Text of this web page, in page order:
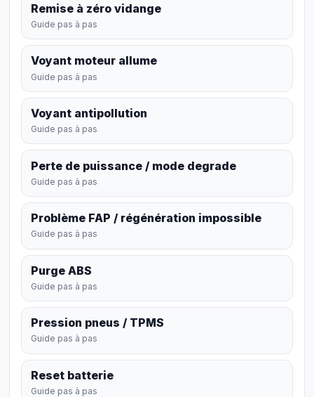
Remise à zéro vidange
Guide pas à pas
Voyant moteur allume
Guide pas à pas
Voyant antipollution
Guide pas à pas
Perte de puissance / mode degrade
Guide pas à pas
Problème FAP / régénération impossible
Guide pas à pas
Purge ABS
Guide pas à pas
Pression pneus / TPMS
Guide pas à pas
Reset batterie
Guide pas à pas